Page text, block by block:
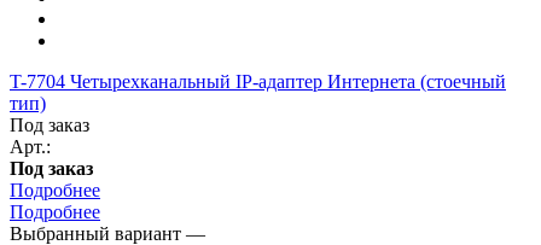
T-7704 Четырехканальный IP-адаптер Интернета (стоечный
тип)
Под заказ
Арт.:
Под заказ
Подробнее
Подробнее
Выбранный вариант —